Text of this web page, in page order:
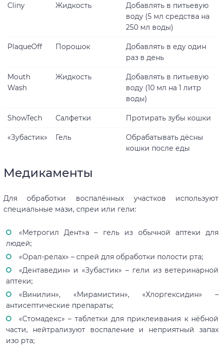
Cliny Жидкость
Добавлять в питьевую
воду (5 мл средства на
250 мл воды)
PlaqueOff Порошок
Добавлять в еду один
раз в день
Mouth
Wash
Жидкость
Добавлять в питьевую
воду (10 мл на 1 литр
воды)
ShowTech Салфетки Протирать зубы кошки
«Зубастик» Гель
Обрабатывать дёсны
кошки после еды
Медикаменты
Для обработки воспалённых участков используют
специальные мази, спреи или гели:
«Метрогил Дент»а – гель из обычной аптеки для
людей;
«Орал-релах» – спрей для обработки полости рта;
«Дентаведин» и «Зубастик» – гели из ветеринарной
аптеки;
«Винилин», «Мирамистин», «Хлоргексидин» –
антисептические препараты;
«Стомадекс» – таблетки для приклеивания к нёбной
части, нейтрализуют воспаление и неприятный запах
изо рта;